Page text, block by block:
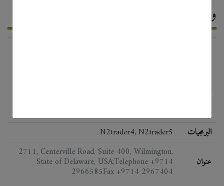
وسيط الفوركس ، التعليقات 2026
N2trader4, N2trader5
البرمجيات
2711, Centerville Road, Suite 400, Wilmington,
State of Delaware, USA;Telephone +9714
2966585Fax +9714 2967404
عنوان